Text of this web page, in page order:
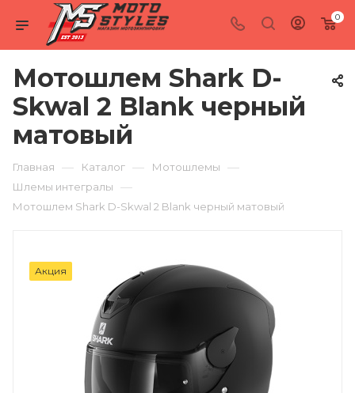
0
Мотошлем Shark D-
Skwal 2 Blank черный
матовый
Главная — Каталог — Мотошлемы —
Шлемы интегралы —
Мотошлем Shark D-Skwal 2 Blank черный матовый
Акция